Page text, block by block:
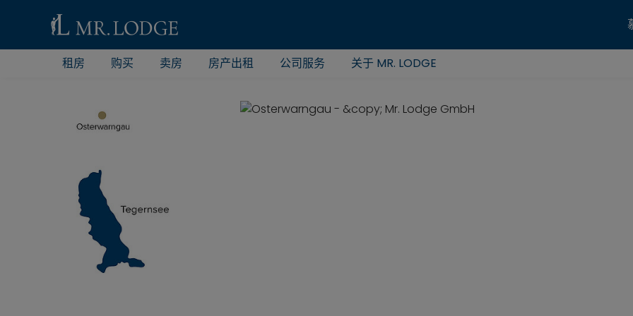
租房 购买 卖房 房产出租 公司服务 关于 MR. LODGE